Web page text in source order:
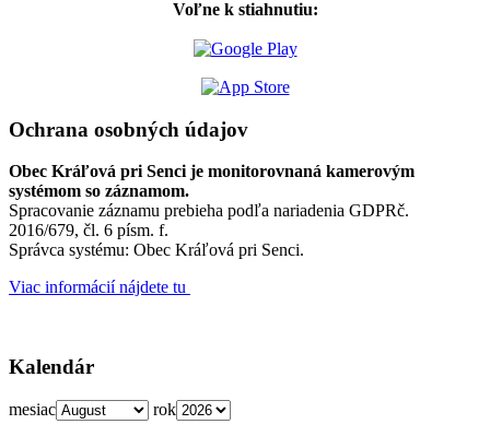
Voľne k stiahnutiu:
Ochrana osobných údajov
Obec Kráľová pri Senci je monitorovnaná kamerovým
systémom so záznamom.
Spracovanie záznamu prebieha podľa nariadenia GDPRč.
2016/679, čl. 6 písm. f.
Správca systému: Obec Kráľová pri Senci.
Viac informácií nájdete tu
Kalendár
mesiac rok